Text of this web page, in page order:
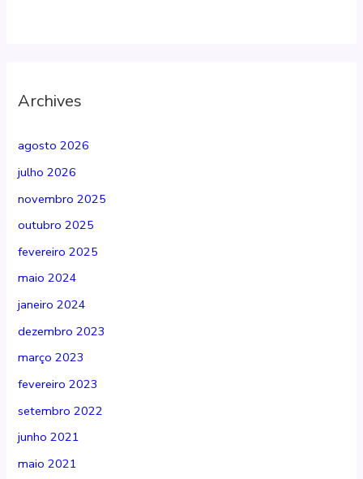
Archives
agosto 2026
julho 2026
novembro 2025
outubro 2025
fevereiro 2025
maio 2024
janeiro 2024
dezembro 2023
março 2023
fevereiro 2023
setembro 2022
junho 2021
maio 2021